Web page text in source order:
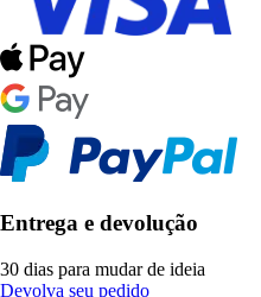
Entrega e devolução
30 dias para mudar de ideia
Devolva seu pedido